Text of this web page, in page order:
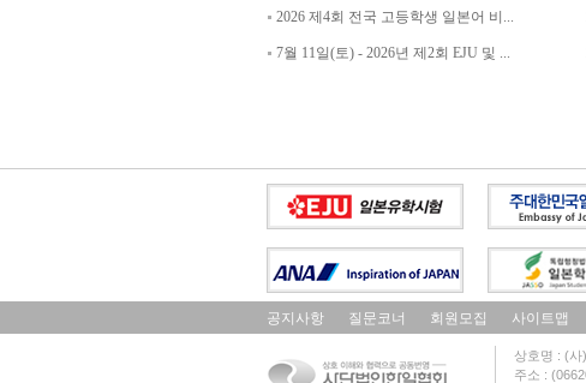
2026 제4회 전국 고등학생 일본어 비...
7월 11일(토) - 2026년 제2회 EJU 및 ...
공지사항 질문코너 회원모집 사이트맵
상호명 : (
주소 :